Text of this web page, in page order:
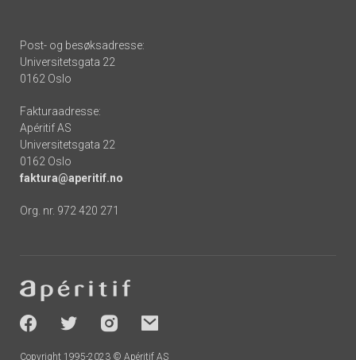
Post- og besøksadresse:
Universitetsgata 22
0162 Oslo
Fakturaadresse:
Apéritif AS
Universitetsgata 22
0162 Oslo
faktura@aperitif.no
Org. nr. 972 420 271
-
socials
Copyright 1995-2023 © Apéritif AS